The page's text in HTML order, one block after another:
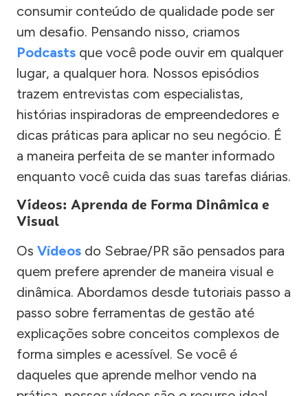
consumir conteúdo de qualidade pode ser
um desafio. Pensando nisso, criamos
Podcasts que você pode ouvir em qualquer
lugar, a qualquer hora. Nossos episódios
trazem entrevistas com especialistas,
histórias inspiradoras de empreendedores e
dicas práticas para aplicar no seu negócio. É
a maneira perfeita de se manter informado
enquanto você cuida das suas tarefas diárias.
Vídeos: Aprenda de Forma Dinâmica e
Visual
Os Vídeos do Sebrae/PR são pensados para
quem prefere aprender de maneira visual e
dinâmica. Abordamos desde tutoriais passo a
passo sobre ferramentas de gestão até
explicações sobre conceitos complexos de
forma simples e acessível. Se você é
daqueles que aprende melhor vendo na